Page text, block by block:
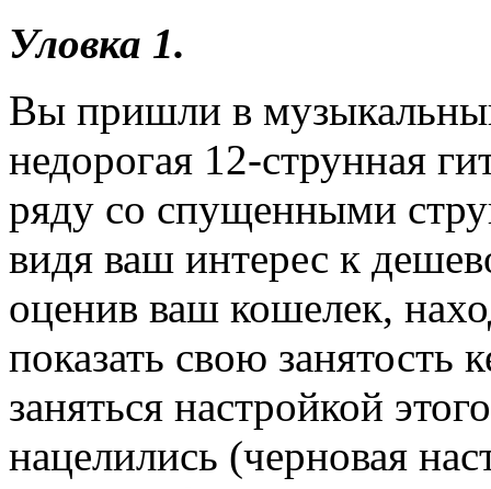
Уловка 1.
Вы пришли в
недорогая 12-струнная
ряду со спущенными
видя ваш интерес к
оценив ваш кошелек,
показать свою
заняться настройкой
нацелились (черновая